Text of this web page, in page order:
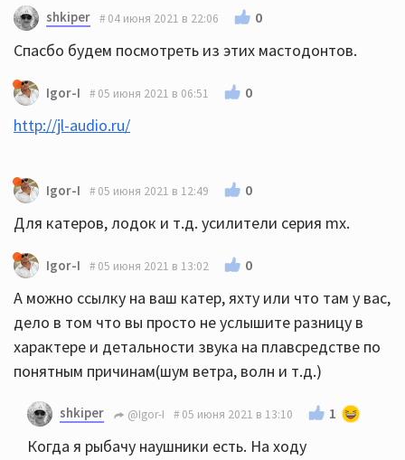
shkiper 04 июня 2021 в 22:06 0
Спасбо будем посмотреть из этих мастодонтов.
Igor-I 05 июня 2021 в 06:51 0
http://jl-audio.ru/
Igor-I 05 июня 2021 в 12:49 0
Для катеров, лодок и т.д. усилители серия mx.
Igor-I 05 июня 2021 в 13:02 0
А можно ссылку на ваш катер, яхту или что там у вас,
дело в том что вы просто не услышите разницу в
характере и детальности звука на плавсредстве по
понятным причинам(шум ветра, волн и т.д.)
shkiper @Igor-I 05 июня 2021 в 13:10 1
Когда я рыбачу наушники есть. На ходу